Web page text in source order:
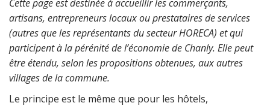
Cette page est destinée à accueillir les commerçants,
artisans, entrepreneurs locaux ou prestataires de services
(autres que les représentants du secteur HORECA) et qui
participent à la pérénité de l’économie de Chanly. Elle peut
être étendu, selon les propositions obtenues, aux autres
villages de la commune.
Le principe est le même que pour les hôtels,